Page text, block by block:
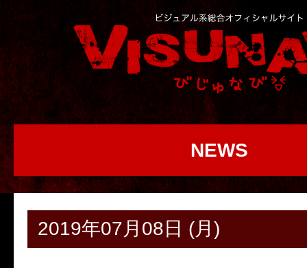
NEWS
2019年07月08日 (月)